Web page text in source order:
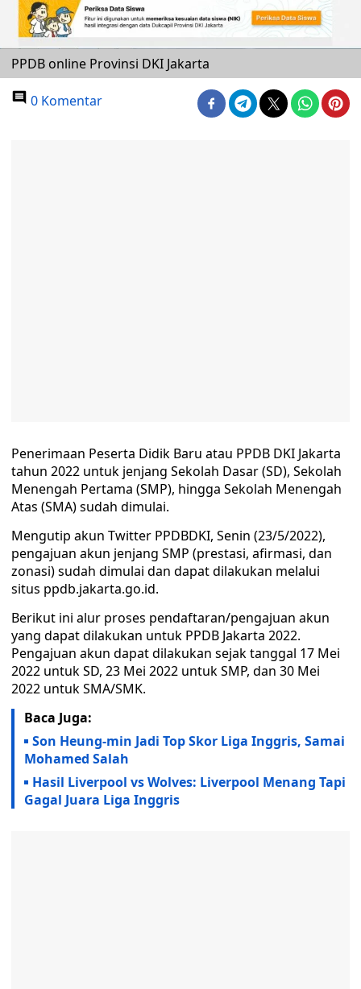
PPDB online Provinsi DKI Jakarta
0 Komentar
Penerimaan Peserta Didik Baru atau PPDB DKI Jakarta
tahun 2022 untuk jenjang Sekolah Dasar (SD), Sekolah
Menengah Pertama (SMP), hingga Sekolah Menengah
Atas (SMA) sudah dimulai.
Mengutip akun Twitter PPDBDKI, Senin (23/5/2022),
pengajuan akun jenjang SMP (prestasi, afirmasi, dan
zonasi) sudah dimulai dan dapat dilakukan melalui
situs ppdb.jakarta.go.id.
Berikut ini alur proses pendaftaran/pengajuan akun
yang dapat dilakukan untuk PPDB Jakarta 2022.
Pengajuan akun dapat dilakukan sejak tanggal 17 Mei
2022 untuk SD, 23 Mei 2022 untuk SMP, dan 30 Mei
2022 untuk SMA/SMK.
Baca Juga:
Son Heung-min Jadi Top Skor Liga Inggris, Samai
Mohamed Salah
Hasil Liverpool vs Wolves: Liverpool Menang Tapi
Gagal Juara Liga Inggris